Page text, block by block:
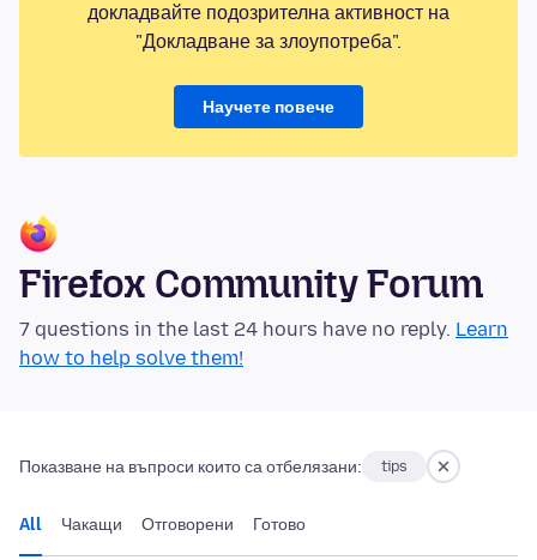
докладвайте подозрителна активност на
"Докладване за злоупотреба".
Научете повече
Firefox Community Forum
7 questions in the last 24 hours have no reply. Learn
how to help solve them!
Показване на въпроси които са отбелязани: tips
All Чакащи Отговорени Готово